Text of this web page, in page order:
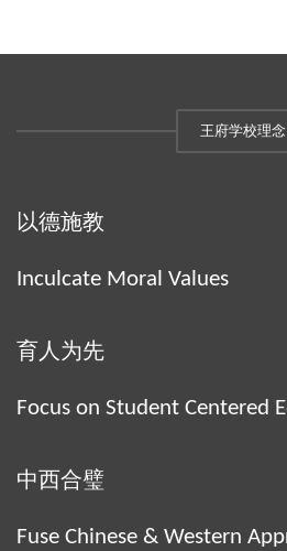
王府学校理念
以德施教
Inculcate Moral Values
育人为先
Focus on Student Centered
中西合璧
Fuse Chinese & Western